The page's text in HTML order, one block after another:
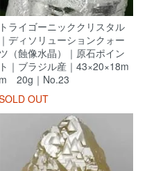
トライゴーニッククリスタル
｜ディソリューションクォー
ツ（蝕像水晶）｜原石ポイン
ト｜ブラジル産｜43×20×18m
m 20g｜No.23
OUT